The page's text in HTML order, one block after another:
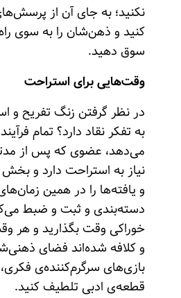
نکنید؛ به جای آن از
کنید و ذهن‌شان را به سوی
سوق دهید.
وقت‌هایی برای استراحت
در نظر گرفتن زنگ تفریح و
به تفکر نقاد دارد؟ تمام
می‌دهد، عضوی که پس از
نیاز به استراحت دارد و بخش
و یافته‌ها را در همین
دسته‌بندی و ثبت و ضبط
خوراکی وقت بگذارید و هر
و کلافه شده‌اند فضای
بازی‌های سرگرم‌کننده‌ی
قطعه‌ی ادبی تلطیف کنید.